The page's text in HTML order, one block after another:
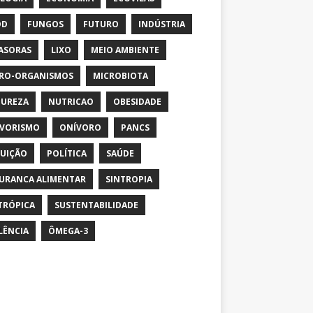
FUNGOS FUTURO INDÚSTRIA
LIXO MEIO AMBIENTE
ORGANISMOS MICROBIOTA
NUTRICAO OBESIDADE
ONÍVORO PANCS
POLÍTICA SAÚDE
ALIMENTAR SINTROPIA
SUSTENTABILIDADE
ÔMEGA-3